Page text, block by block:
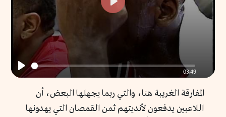
Play
03:49
Play
المفارقة الغريبة هنا، والتي ربما يجهلها البعض، أن
اللاعبين يدفعون لأنديتهم ثمن القمصان التي يهدونها